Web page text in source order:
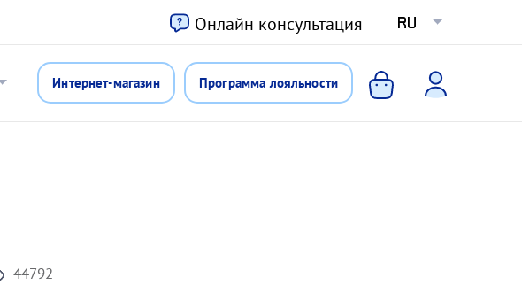
Онлайн консультация RU
Интернет-магазин Программа лояльности
44792